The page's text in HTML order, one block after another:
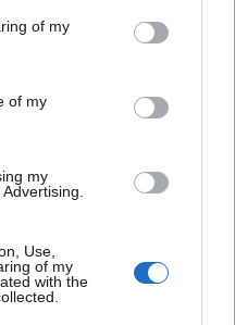
of my
of my
my
Use,
of my
with the
lovit extrema dreaptă
fotbalistului
au trimis-o pe
dar au adus extrema
făcut o majoritate
-